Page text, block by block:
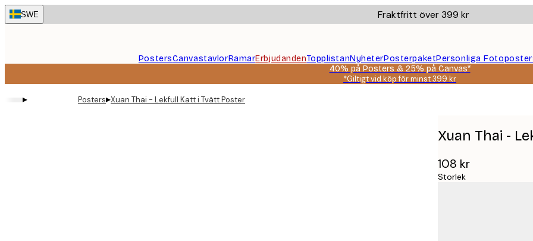
Skip
to
SWE Fraktfritt över 399 kr
PostersCanvastavlorRamarErbjudandenTopplistanNyheterPosterpaketPersonliga
40% på Posters & 25% på Canvas*
*Giltigt vid köp för minst 399 kr
▸ Posters▸Xuan Thai - Lekfull Katt i Tvätt Poster
Xuan Thai -
108 kr
Storlek